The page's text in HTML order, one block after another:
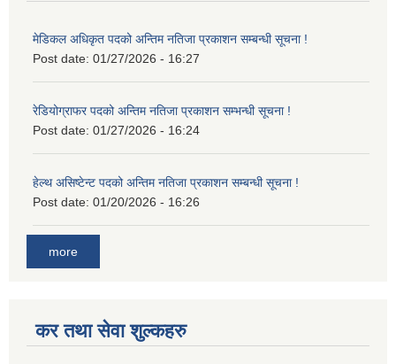
मेडिकल अधिकृत पदको अन्तिम नतिजा प्रकाशन सम्बन्धी सूचना !
Post date: 01/27/2026 - 16:27
रेडियोग्राफर पदको अन्तिम नतिजा प्रकाशन सम्भन्धी सूचना !
Post date: 01/27/2026 - 16:24
हेल्थ असिष्टेन्ट पदको अन्तिम नतिजा प्रकाशन सम्बन्धी सूचना !
Post date: 01/20/2026 - 16:26
more
कर तथा सेवा शुल्कहरु